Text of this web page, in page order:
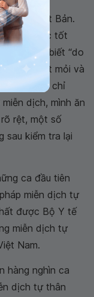
tại Nhật Bản.
hồi phục tốt
cho biết “do
người mệt mỏi và
uống theo chỉ
dịch, mình ăn
rệt, một số
sau kiểm tra lại
ca đầu tiên
miễn dịch tự
được Bộ Y tế
miễn dịch tự
Nam.
hàng nghìn ca
dịch tự thân